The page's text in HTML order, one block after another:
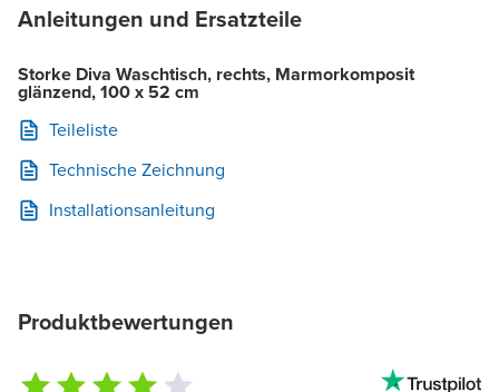
Anleitungen und Ersatzteile
Storke Diva Waschtisch, rechts, Marmorkomposit
glänzend, 100 x 52 cm
Teileliste
Technische Zeichnung
Installationsanleitung
Produktbewertungen